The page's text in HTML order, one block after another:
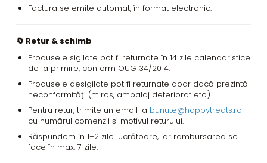
Factura se emite automat, în format electronic.
🔄 Retur & schimb
Produsele sigilate pot fi returnate în 14 zile calendaristice
de la primire, conform OUG 34/2014.
Produsele desigilate pot fi returnate doar dacă prezintă
neconformități (miros, ambalaj deteriorat etc.).
Pentru retur, trimite un email la bunute@happytreats.ro
cu numărul comenzii și motivul returului.
Răspundem în 1–2 zile lucrătoare, iar rambursarea se
face în max. 7 zile.